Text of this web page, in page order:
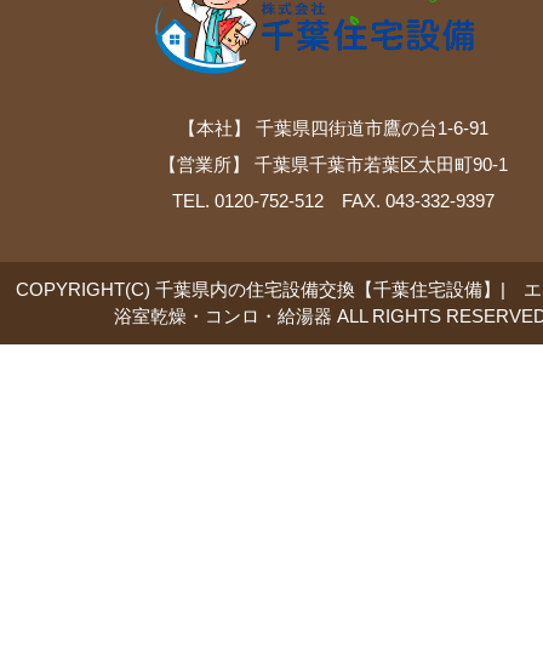
【本社】 千葉県四街道市鷹の台1-6-91
【営業所】 千葉県千葉市若葉区太田町90-1
TEL. 0120-752-512 FAX. 043-332-9397
COPYRIGHT(C) 千葉県内の住宅設備交換【千葉住宅設備】|
浴室乾燥・コンロ・給湯器 ALL RIGHTS